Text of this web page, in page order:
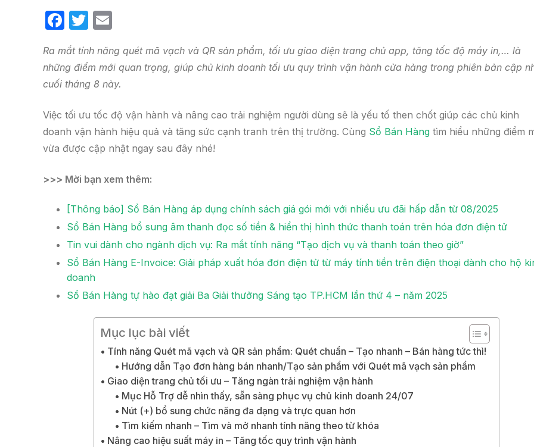
F
a
c
e
o
o
k
T
itt
er
ail
Ra mắt tính năng quét mã vạch và QR sản phẩm, tối ưu giao diện trang chủ app, tăng tốc độ máy in,… là
những điểm mới quan trọng, giúp chủ kinh doanh tối ưu quy trình vận hành cửa hàng trong phiên bản cập
cuối tháng 8 này.
Việc tối ưu tốc độ vận hành và nâng cao trải nghiệm người dùng sẽ là yếu tố then chốt giúp các chủ kinh
doanh vận hành hiệu quả và tăng sức cạnh tranh trên thị trường. Cùng Sổ Bán Hàng tìm hiểu những điểm
vừa được cập nhật ngay sau đây nhé!
>>> Mời bạn xem thêm:
[Thông báo] Sổ Bán Hàng áp dụng chính sách giá gói mới với nhiều ưu đãi hấp dẫn từ 08/2025
Sổ Bán Hàng bổ sung âm thanh đọc số tiền & hiển thị hình thức thanh toán trên hóa đơn điện tử
Tin vui dành cho ngành dịch vụ: Ra mắt tính năng “Tạo dịch vụ và thanh toán theo giờ”
Sổ Bán Hàng E-Invoice: Giải pháp xuất hóa đơn điện tử từ máy tính tiền trên điện thoại dành cho hộ
doanh
Sổ Bán Hàng tự hào đạt giải Ba Giải thưởng Sáng tạo TP.HCM lần thứ 4 – năm 2025
Mục lục bài viết
Tính năng Quét mã vạch và QR sản phẩm: Quét chuẩn – Tạo nhanh – Bán hàng tức thì!
Hướng dẫn Tạo đơn hàng bán nhanh/Tạo sản phẩm với Quét mã vạch sản phẩm
Giao diện trang chủ tối ưu – Tăng ngàn trải nghiệm vận hành
Mục Hỗ Trợ dễ nhìn thấy, sẵn sàng phục vụ chủ kinh doanh 24/07
Nút (+) bổ sung chức năng đa dạng và trực quan hơn
Tìm kiếm nhanh – Tìm và mở nhanh tính năng theo từ khóa
Nâng cao hiệu suất máy in – Tăng tốc quy trình vận hành